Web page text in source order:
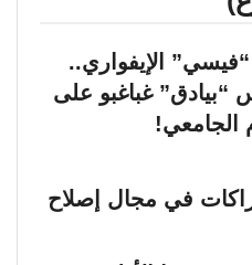
الإيفواري..
“بيادق” غباغبو على
الجامعي!
في مجال إصلاح